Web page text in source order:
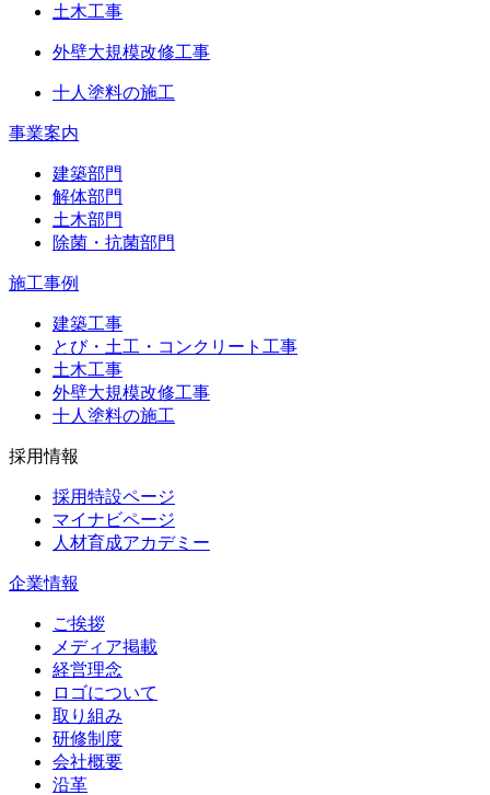
土木工事
外壁大規模改修工事
十人塗料の施工
事業案内
建築部門
解体部門
土木部門
除菌・抗菌部門
施工事例
建築工事
とび・土工・コンクリート工事
土木工事
外壁大規模改修工事
十人塗料の施工
採用情報
採用特設ページ
マイナビページ
人材育成アカデミー
企業情報
ご挨拶
メディア掲載
経営理念
ロゴについて
取り組み
研修制度
会社概要
沿革